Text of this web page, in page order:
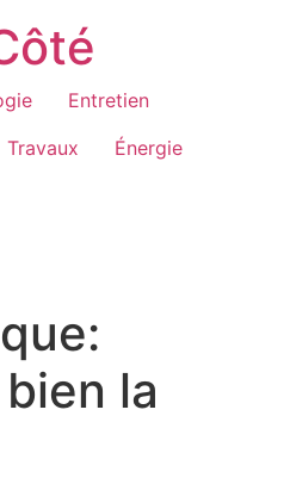
Entretien
Travaux
Énergie
la